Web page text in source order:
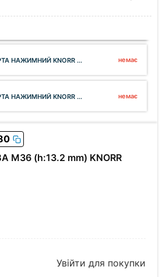
НАЖИМНИЙ KNORR ...
немає
НАЖИМНИЙ KNORR ...
немає
M36 (h:13.2 mm) KNORR
Увійти для покупки